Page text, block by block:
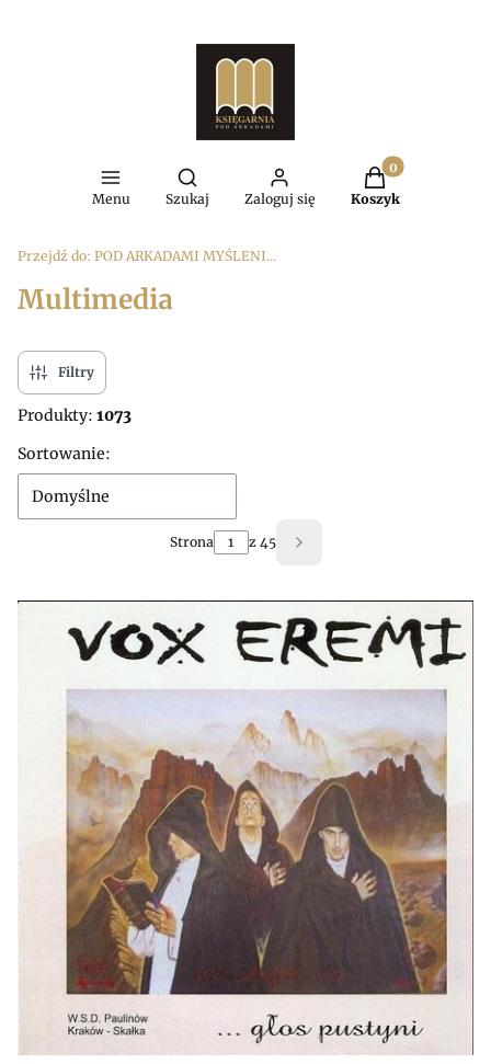
Menu
Otwórz wyszukiwarkę
Szukaj Zaloguj się
Produkty w
Koszyk
Przejdź do: POD ARKADAMI MYŚLENICE
Multimedia
Filtry
Produkty: 1073
Lista produktów
Sortowanie:
Domyślne
Strona z 45 Następne produkty